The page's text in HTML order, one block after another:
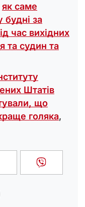
як саме
будні за
час вихідних
та судин та
Штатів
що
голяка,